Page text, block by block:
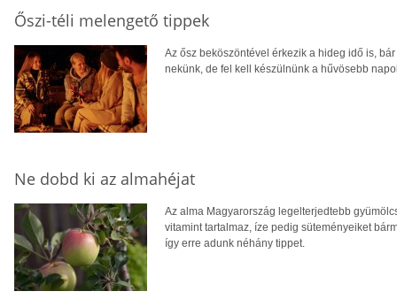
Őszi-téli melengető tippek
Az ősz beköszöntével érkezik a hideg idő is,
nekünk, de fel kell készülnünk a hűvösebb
Ne dobd ki az almahéjat
Az alma Magyarország legelterjedtebb
vitamint tartalmaz, íze pedig süteményeiket
így erre adunk néhány tippet.